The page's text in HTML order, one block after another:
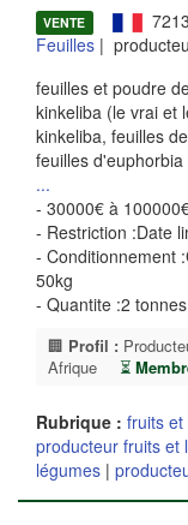
VENTE
Feuilles |
feuilles et poudre
kinkeliba (le vrai et
kinkeliba, feuilles
feuilles
...
- 30000€ à
- Restriction :Date
- Conditionnement
50kg
- Quantite :2 tonnes
🏢 Profil :
Afrique
⏳
Rubrique : fruits
producteur fruits et
légumes |